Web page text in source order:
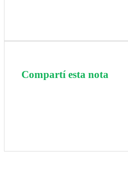
Compartí esta nota